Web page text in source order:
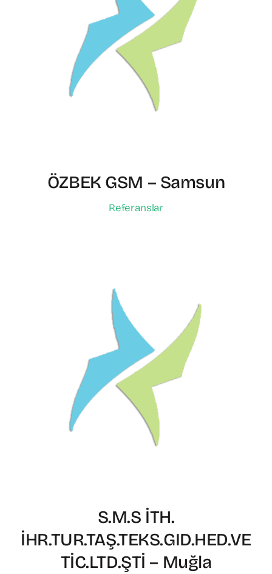
ÖZBEK GSM – Samsun
Referanslar
S.M.S İTH.
İHR.TUR.TAŞ.TEKS.GID.HED.VE
TİC.LTD.ŞTİ – Muğla